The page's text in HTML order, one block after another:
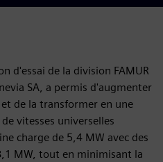
d'essai de la division FAMUR
SA, a permis d'augmenter
de la transformer en une
vitesses universelles
charge de 5,4 MW avec des
MW, tout en minimisant la